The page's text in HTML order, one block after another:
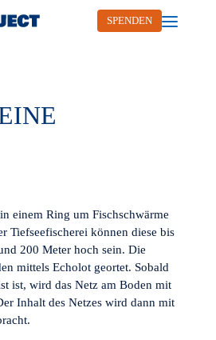
SPENDEN
Open
einem Ring um Fischschwärme
Tiefseefischerei können diese bis
200 Meter hoch sein. Die
mittels Echolot geortet. Sobald
ist, wird das Netz am Boden mit
Inhalt des Netzes wird dann mit